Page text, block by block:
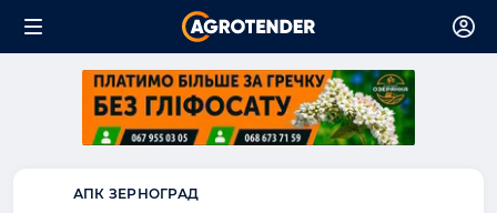
АПК ЗЕРНОГРАД